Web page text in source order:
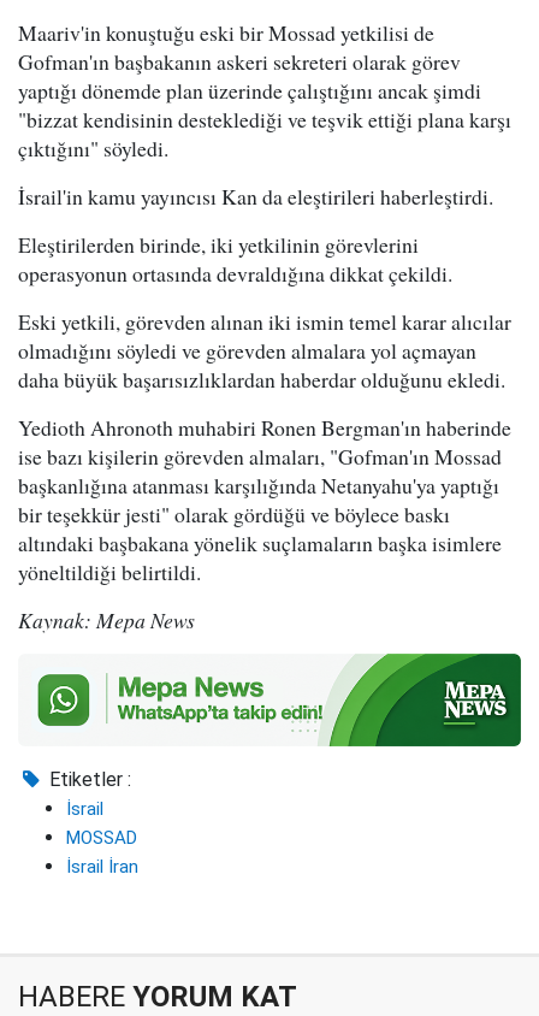
Maariv'in konuştuğu eski bir Mossad yetkilisi de
Gofman'ın başbakanın askeri sekreteri olarak görev
yaptığı dönemde plan üzerinde çalıştığını ancak şimdi
"bizzat kendisinin desteklediği ve teşvik ettiği plana karşı
çıktığını" söyledi.
İsrail'in kamu yayıncısı Kan da eleştirileri haberleştirdi.
Eleştirilerden birinde, iki yetkilinin görevlerini
operasyonun ortasında devraldığına dikkat çekildi.
Eski yetkili, görevden alınan iki ismin temel karar alıcılar
olmadığını söyledi ve görevden almalara yol açmayan
daha büyük başarısızlıklardan haberdar olduğunu ekledi.
Yedioth Ahronoth muhabiri Ronen Bergman'ın haberinde
ise bazı kişilerin görevden almaları, "Gofman'ın Mossad
başkanlığına atanması karşılığında Netanyahu'ya yaptığı
bir teşekkür jesti" olarak gördüğü ve böylece baskı
altındaki başbakana yönelik suçlamaların başka isimlere
yöneltildiği belirtildi.
Kaynak: Mepa News
Etiketler :
İsrail
MOSSAD
İsrail İran
HABERE YORUM KAT